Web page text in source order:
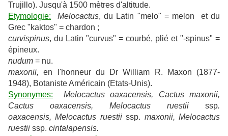
Trujillo). Jusqu'à 1500 mètres d'altitude.
Etymologie:
Melocactus, du Latin "melo" = melon et du
Grec "kaktos" = chardon ;
curvispinus, du Latin "curvus" = courbé, plié et "-spinus" =
épineux.
nudum = nu.
maxonii, en l'honneur du Dr William R. Maxon (1877-
1948), Botaniste Américain (Etats-Unis).
Synonymes:
Melocactus oaxacensis, Cactus maxonii,
Cactus oaxacensis, Melocactus ruestii ssp.
oaxacensis, Melocactus ruestiissp. maxonii, Melocactus
ruestii ssp. cintalapensis.